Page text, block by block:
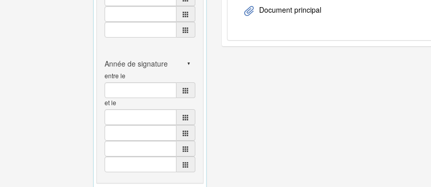
entre le
et le
Document principal